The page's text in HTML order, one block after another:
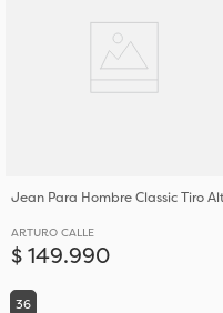
ARTURO CALLE
$ 149.990
36